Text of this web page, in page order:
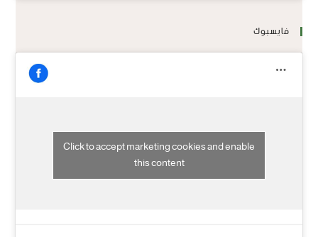
فايسبوك
Click to accept marketing cookies and enable
this content